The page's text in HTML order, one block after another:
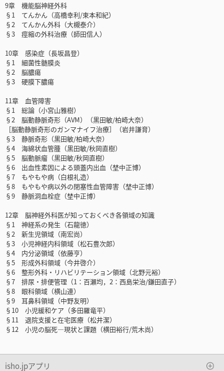
9章 機能脳神経外科
§1 てんかん（高橋幸利/束本和紀）
§2 てんかん外科（大槻泰介）
§3 痙縮の外科治療（師田信人）
10章 感染症（長坂昌登）
§1 細菌性髄膜炎
§2 脳膿瘍
§3 硬膜下膿瘍
11章 血管障害
§1 総論（小宮山雅樹）
§2 脳動静脈奇形（AVM）（黒田敏/柏崎大奈）
［脳動静脈奇形のガンマナイフ治療］（岩井謙育）
§3 静脈奇形（黒田敏/柏崎大奈）
§4 海綿状血管腫（黒田敏/秋岡直樹）
§5 脳動脈瘤（黒田敏/秋岡直樹）
§6 出血性素因による頭蓋内出血（埜中正博）
§7 もやもや病（白根礼造）
§8 もやもや病以外の閉塞性血管障害（埜中正博）
§9 静脈洞血栓症（埜中正博）
12章 脳神経外科医が知っておくべき各領域の知識
§1 神経系の発生（石龍徳）
§2 新生児領域（南宏尚）
§3 小児神経内科領域（松石豊次郎）
§4 内分泌領域（依藤亨）
§5 形成外科領域（今井啓介）
§6 整形外科・リハビリテーション領域（北野元裕）
§7 排尿・排便管理（1：百瀬均，2：西島栄治/鎌田直子）
§8 眼科領域（横山連）
§9 耳鼻科領域（中野友明）
§10 小児緩和ケア（多田羅竜平）
§11 退院支援と在宅医療（松井潔）
§12 小児の脳死―現状と課題（横田裕行/荒木尚）
isho.jpアプリ